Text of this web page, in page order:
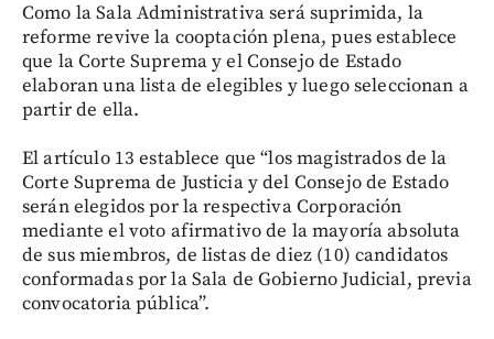
Como la Sala Administrativa será suprimida, la
reforme revive la cooptación plena, pues establece
que la Corte Suprema y el Consejo de Estado
elaboran una lista de elegibles y luego seleccionan a
partir de ella.
El artículo 13 establece que “los magistrados de la
Corte Suprema de Justicia y del Consejo de Estado
serán elegidos por la respectiva Corporación
mediante el voto afirmativo de la mayoría absoluta
de sus miembros, de listas de diez (10) candidatos
conformadas por la Sala de Gobierno Judicial, previa
convocatoria pública”.